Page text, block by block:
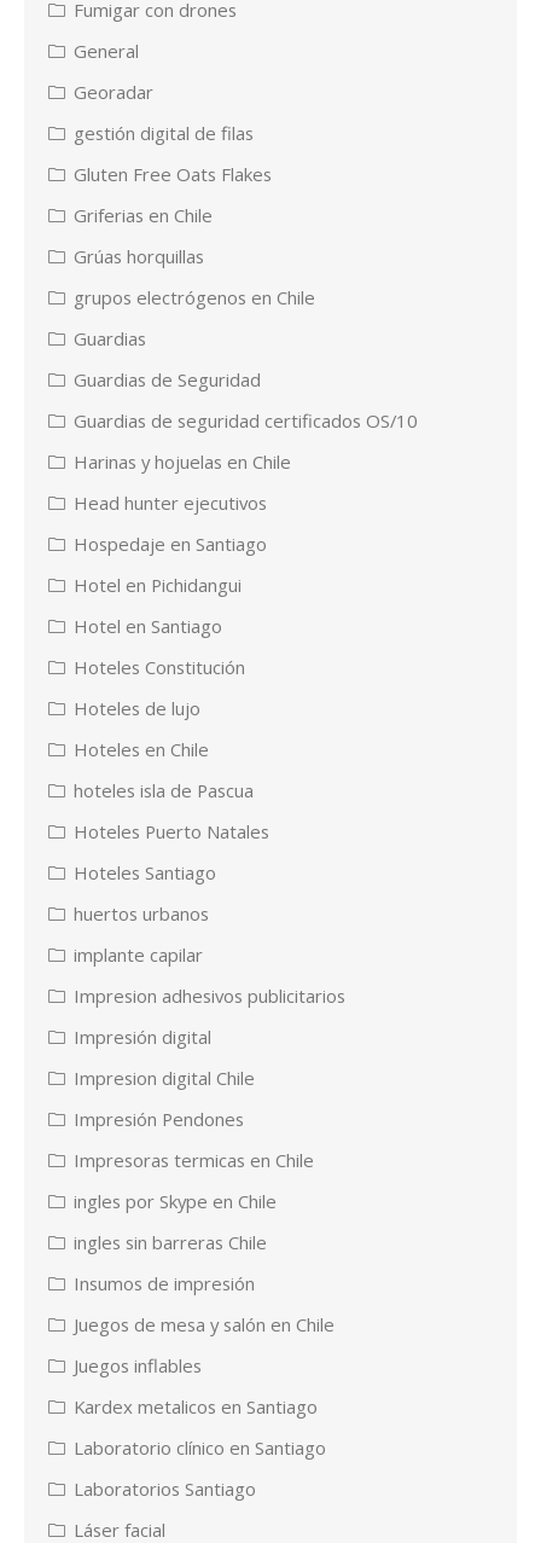
Fumigar con drones
General
Georadar
gestión digital de filas
Gluten Free Oats Flakes
Griferias en Chile
Grúas horquillas
grupos electrógenos en Chile
Guardias
Guardias de Seguridad
Guardias de seguridad certificados OS/10
Harinas y hojuelas en Chile
Head hunter ejecutivos
Hospedaje en Santiago
Hotel en Pichidangui
Hotel en Santiago
Hoteles Constitución
Hoteles de lujo
Hoteles en Chile
hoteles isla de Pascua
Hoteles Puerto Natales
Hoteles Santiago
huertos urbanos
implante capilar
Impresion adhesivos publicitarios
Impresión digital
Impresion digital Chile
Impresión Pendones
Impresoras termicas en Chile
ingles por Skype en Chile
ingles sin barreras Chile
Insumos de impresión
Juegos de mesa y salón en Chile
Juegos inflables
Kardex metalicos en Santiago
Laboratorio clínico en Santiago
Laboratorios Santiago
Láser facial